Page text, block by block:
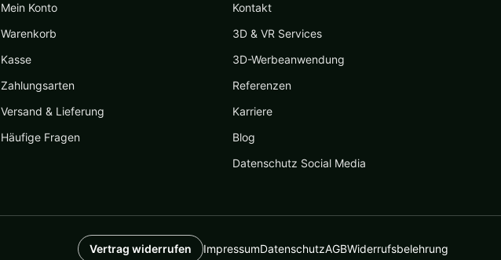
Mein Konto
Warenkorb
Kasse
Zahlungsarten
Versand & Lieferung
Häufige Fragen
Kontakt
3D & VR Services
3D-Werbeanwendung
Referenzen
Karriere
Blog
Datenschutz Social Media
Vertrag widerrufen ImpressumDatenschutzAGBWiderrufsbelehrung